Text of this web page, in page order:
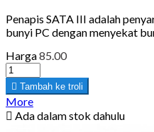
Penapis SATA III adalah
bunyi PC dengan menyekat
Harga85.00
 Tambah ke troli
More
 Ada dalam stok dahulu